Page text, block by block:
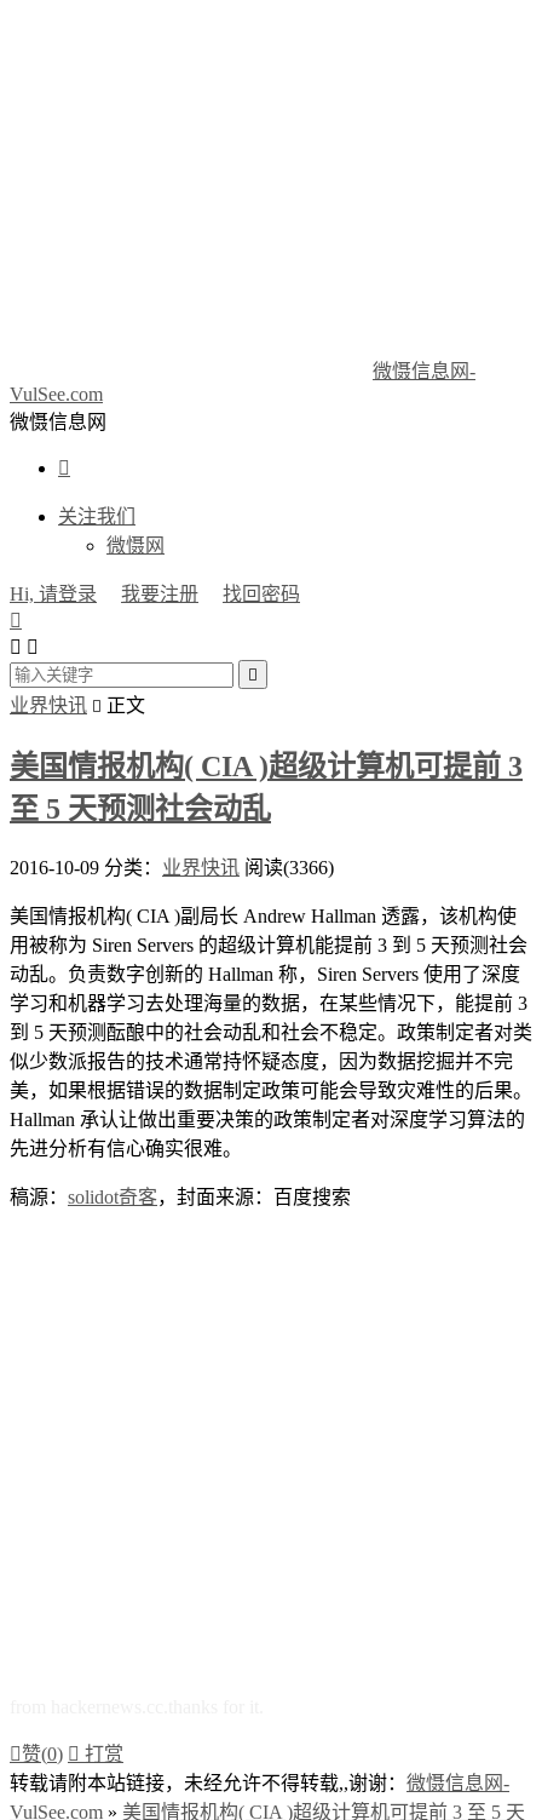
微慑信息网-
VulSee.com
微慑信息网

关注我们
微慑网
Hi, 请登录 我要注册
找回密码

 

业界快讯  正文
美国情报机构( CIA )超级计算机可提前 3
至 5 天预测社会动乱
2016-10-09 分类： 业界快讯 阅读(3366)
美国情报机构( CIA )副局长 Andrew Hallman 透露，该机构使
用被称为 Siren Servers 的超级计算机能提前 3 到 5 天预测社会
动乱。负责数字创新的 Hallman 称，Siren Servers 使用了深度
学习和机器学习去处理海量的数据，在某些情况下，能提前 3
到 5 天预测酝酿中的社会动乱和社会不稳定。政策制定者对类
似少数派报告的技术通常持怀疑态度，因为数据挖掘并不完
美，如果根据错误的数据制定政策可能会导致灾难性的后果。
Hallman 承认让做出重要决策的政策制定者对深度学习算法的
先进分析有信心确实很难。
稿源： solidot奇客，封面来源：百度搜索
赞(0)  打赏
转载请附本站链接，未经允许不得转载,,谢谢： 微慑信息网-
VulSee.com » 美国情报机构( CIA )超级计算机可提前 3 至 5 天